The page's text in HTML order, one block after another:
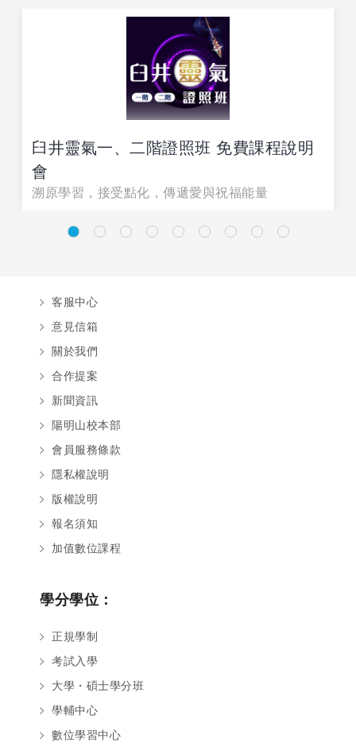
臼井靈氣一、二階證照班 免費課程說明
會
溯原學習，接受點化，傳遞愛與祝福能量
客服中心
意見信箱
關於我們
合作提案
新聞資訊
陽明山校本部
會員服務條款
隱私權說明
版權說明
報名須知
加值數位課程
學分學位：
正規學制
考試入學
大學・碩士學分班
學輔中心
數位學習中心